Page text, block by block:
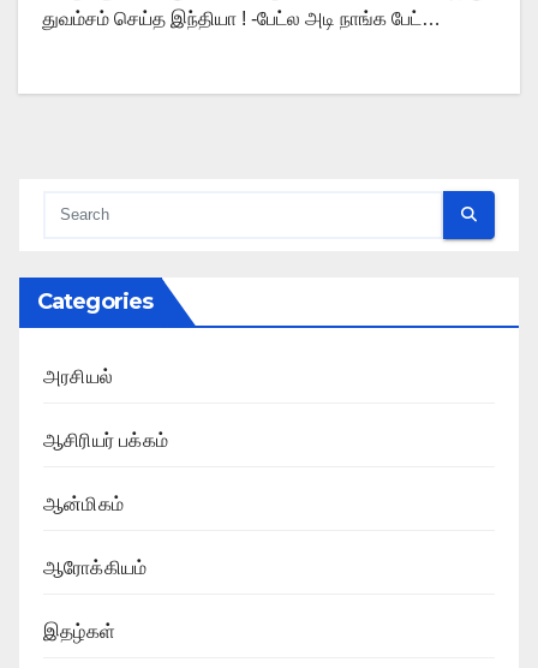
துவம்சம் செய்த இந்தியா ! -பேட்ல அடி நாங்க பேட்…
Categories
அரசியல்
ஆசிரியர் பக்கம்
ஆன்மிகம்
ஆரோக்கியம்
இதழ்கள்